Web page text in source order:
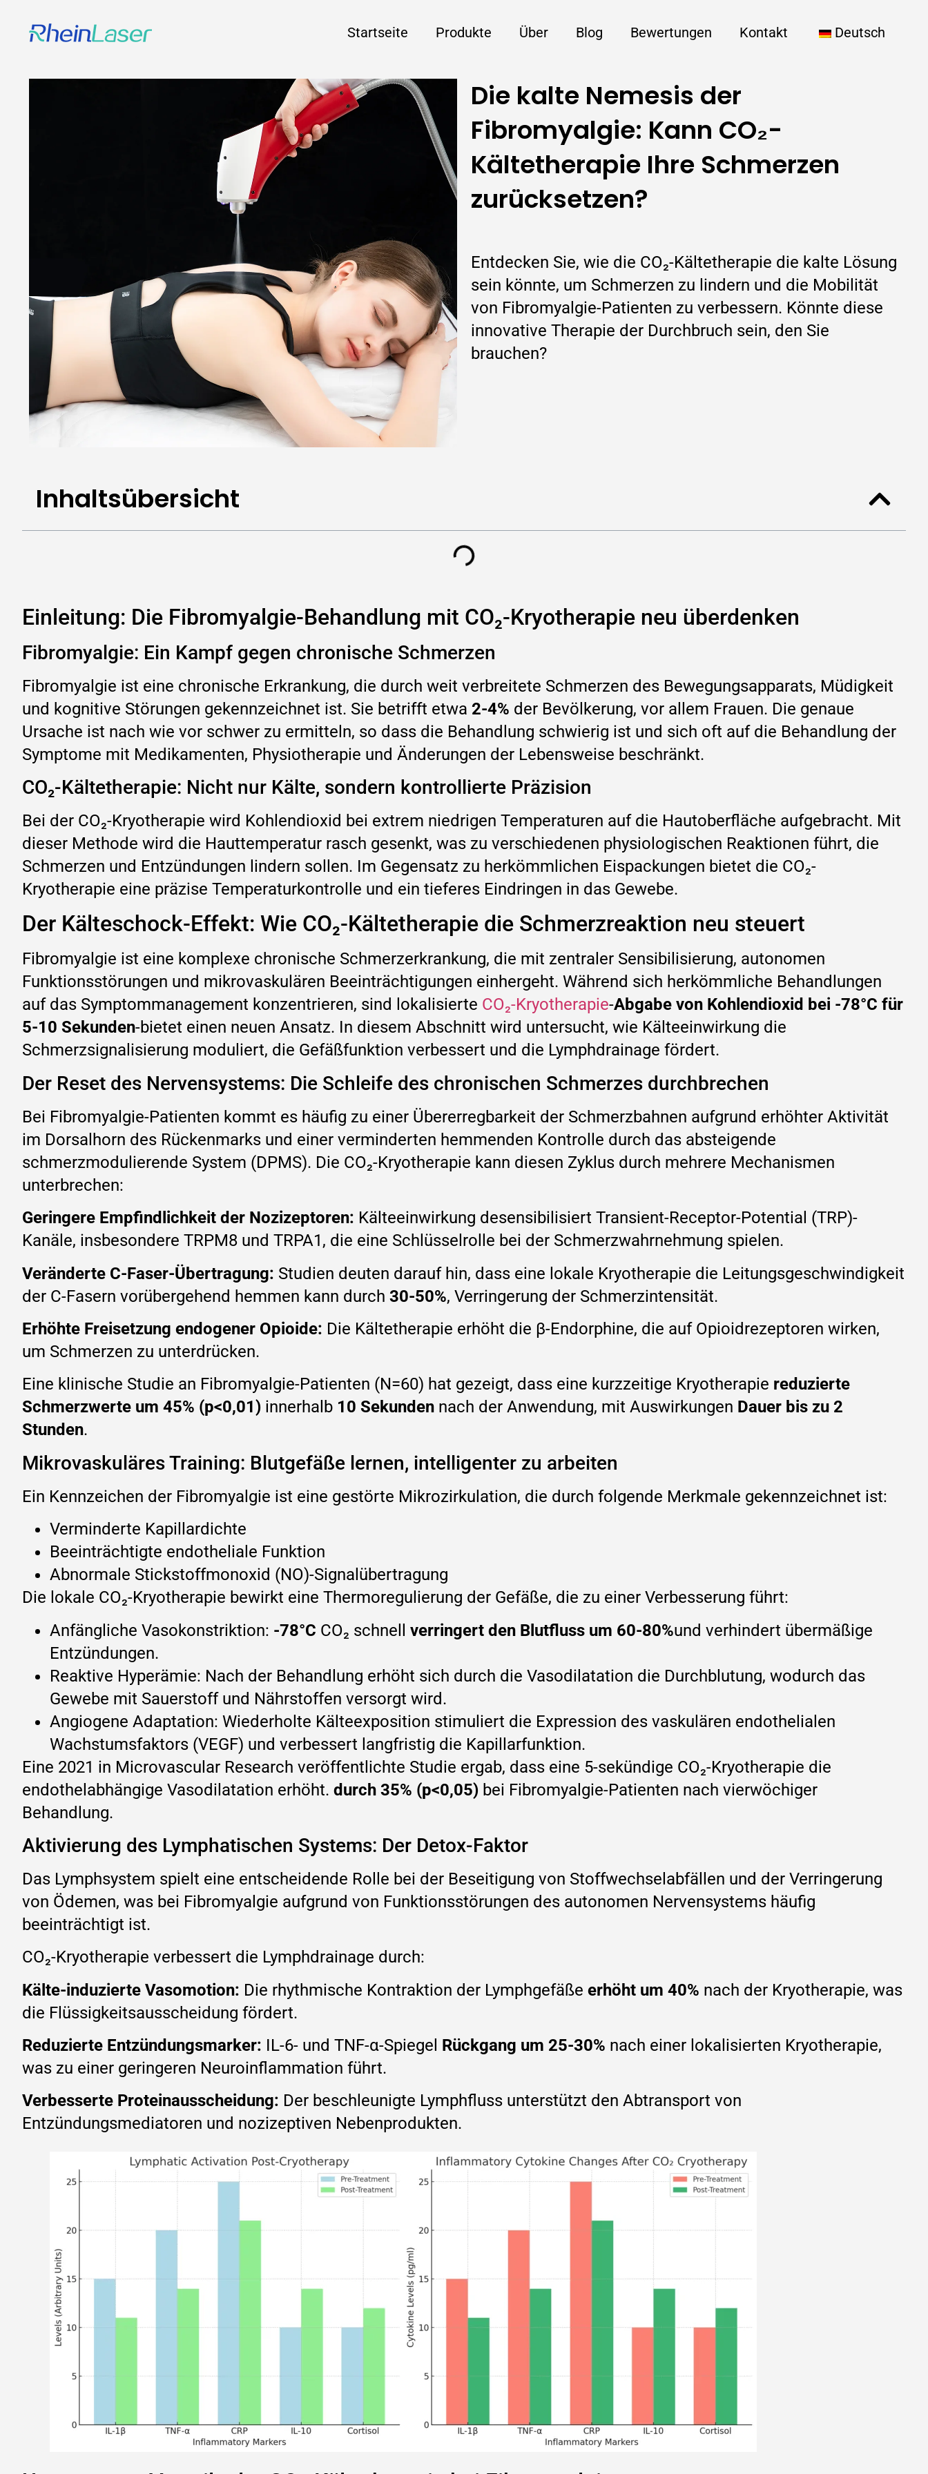
Startseite Produkte Über Blog Bewertungen Kontakt Deutsch
Die kalte Nemesis der
Fibromyalgie: Kann CO₂-
Kältetherapie Ihre Schmerzen
zurücksetzen?
Entdecken Sie, wie die CO₂-Kältetherapie die kalte Lösung
sein könnte, um Schmerzen zu lindern und die Mobilität
von Fibromyalgie-Patienten zu verbessern. Könnte diese
innovative Therapie der Durchbruch sein, den Sie
brauchen?
Inhaltsübersicht
Einleitung: Die Fibromyalgie-Behandlung mit CO₂-Kryotherapie neu überdenken
Fibromyalgie: Ein Kampf gegen chronische Schmerzen
Fibromyalgie ist eine chronische Erkrankung, die durch weit verbreitete Schmerzen des Bewegungsapparats, Müdigkeit
und kognitive Störungen gekennzeichnet ist. Sie betrifft etwa 2-4% der Bevölkerung, vor allem Frauen. Die genaue
Ursache ist nach wie vor schwer zu ermitteln, so dass die Behandlung schwierig ist und sich oft auf die Behandlung der
Symptome mit Medikamenten, Physiotherapie und Änderungen der Lebensweise beschränkt.
CO₂-Kältetherapie: Nicht nur Kälte, sondern kontrollierte Präzision
Bei der CO₂-Kryotherapie wird Kohlendioxid bei extrem niedrigen Temperaturen auf die Hautoberfläche aufgebracht. Mit
dieser Methode wird die Hauttemperatur rasch gesenkt, was zu verschiedenen physiologischen Reaktionen führt, die
Schmerzen und Entzündungen lindern sollen. Im Gegensatz zu herkömmlichen Eispackungen bietet die CO₂-
Kryotherapie eine präzise Temperaturkontrolle und ein tieferes Eindringen in das Gewebe.
Der Kälteschock-Effekt: Wie CO₂-Kältetherapie die Schmerzreaktion neu steuert
Fibromyalgie ist eine komplexe chronische Schmerzerkrankung, die mit zentraler Sensibilisierung, autonomen
Funktionsstörungen und mikrovaskulären Beeinträchtigungen einhergeht. Während sich herkömmliche Behandlungen
auf das Symptommanagement konzentrieren, sind lokalisierte CO₂-Kryotherapie-Abgabe von Kohlendioxid bei -78°C für
5-10 Sekunden-bietet einen neuen Ansatz. In diesem Abschnitt wird untersucht, wie Kälteeinwirkung die
Schmerzsignalisierung moduliert, die Gefäßfunktion verbessert und die Lymphdrainage fördert.
Der Reset des Nervensystems: Die Schleife des chronischen Schmerzes durchbrechen
Bei Fibromyalgie-Patienten kommt es häufig zu einer Übererregbarkeit der Schmerzbahnen aufgrund erhöhter Aktivität
im Dorsalhorn des Rückenmarks und einer verminderten hemmenden Kontrolle durch das absteigende
schmerzmodulierende System (DPMS). Die CO₂-Kryotherapie kann diesen Zyklus durch mehrere Mechanismen
unterbrechen:
Geringere Empfindlichkeit der Nozizeptoren: Kälteeinwirkung desensibilisiert Transient-Receptor-Potential (TRP)-
Kanäle, insbesondere TRPM8 und TRPA1, die eine Schlüsselrolle bei der Schmerzwahrnehmung spielen.
Veränderte C-Faser-Übertragung: Studien deuten darauf hin, dass eine lokale Kryotherapie die Leitungsgeschwindigkeit
der C-Fasern vorübergehend hemmen kann durch 30-50%, Verringerung der Schmerzintensität.
Erhöhte Freisetzung endogener Opioide: Die Kältetherapie erhöht die β-Endorphine, die auf Opioidrezeptoren wirken,
um Schmerzen zu unterdrücken.
Eine klinische Studie an Fibromyalgie-Patienten (N=60) hat gezeigt, dass eine kurzzeitige Kryotherapie reduzierte
Schmerzwerte um 45% (p<0,01) innerhalb 10 Sekunden nach der Anwendung, mit Auswirkungen Dauer bis zu 2
Stunden.
Mikrovaskuläres Training: Blutgefäße lernen, intelligenter zu arbeiten
Ein Kennzeichen der Fibromyalgie ist eine gestörte Mikrozirkulation, die durch folgende Merkmale gekennzeichnet ist:
Verminderte Kapillardichte
Beeinträchtigte endotheliale Funktion
Abnormale Stickstoffmonoxid (NO)-Signalübertragung
Die lokale CO₂-Kryotherapie bewirkt eine Thermoregulierung der Gefäße, die zu einer Verbesserung führt:
Anfängliche Vasokonstriktion: -78°C CO₂ schnell verringert den Blutfluss um 60-80%und verhindert übermäßige
Entzündungen.
Reaktive Hyperämie: Nach der Behandlung erhöht sich durch die Vasodilatation die Durchblutung, wodurch das
Gewebe mit Sauerstoff und Nährstoffen versorgt wird.
Angiogene Adaptation: Wiederholte Kälteexposition stimuliert die Expression des vaskulären endothelialen
Wachstumsfaktors (VEGF) und verbessert langfristig die Kapillarfunktion.
Eine 2021 in Microvascular Research veröffentlichte Studie ergab, dass eine 5-sekündige CO₂-Kryotherapie die
endothelabhängige Vasodilatation erhöht. durch 35% (p<0,05) bei Fibromyalgie-Patienten nach vierwöchiger
Behandlung.
Aktivierung des Lymphatischen Systems: Der Detox-Faktor
Das Lymphsystem spielt eine entscheidende Rolle bei der Beseitigung von Stoffwechselabfällen und der Verringerung
von Ödemen, was bei Fibromyalgie aufgrund von Funktionsstörungen des autonomen Nervensystems häufig
beeinträchtigt ist.
CO₂-Kryotherapie verbessert die Lymphdrainage durch:
Kälte-induzierte Vasomotion: Die rhythmische Kontraktion der Lymphgefäße erhöht um 40% nach der Kryotherapie, was
die Flüssigkeitsausscheidung fördert.
Reduzierte Entzündungsmarker: IL-6- und TNF-α-Spiegel Rückgang um 25-30% nach einer lokalisierten Kryotherapie,
was zu einer geringeren Neuroinflammation führt.
Verbesserte Proteinausscheidung: Der beschleunigte Lymphfluss unterstützt den Abtransport von
Entzündungsmediatoren und nozizeptiven Nebenprodukten.